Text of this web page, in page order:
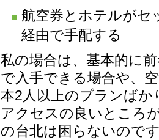
航空券とホテルがセ
経由で手配する
私の場合は、基本的に
で入手できる場合や、
本2人以上のプランば
アクセスの良いところ
の台北は困らないので